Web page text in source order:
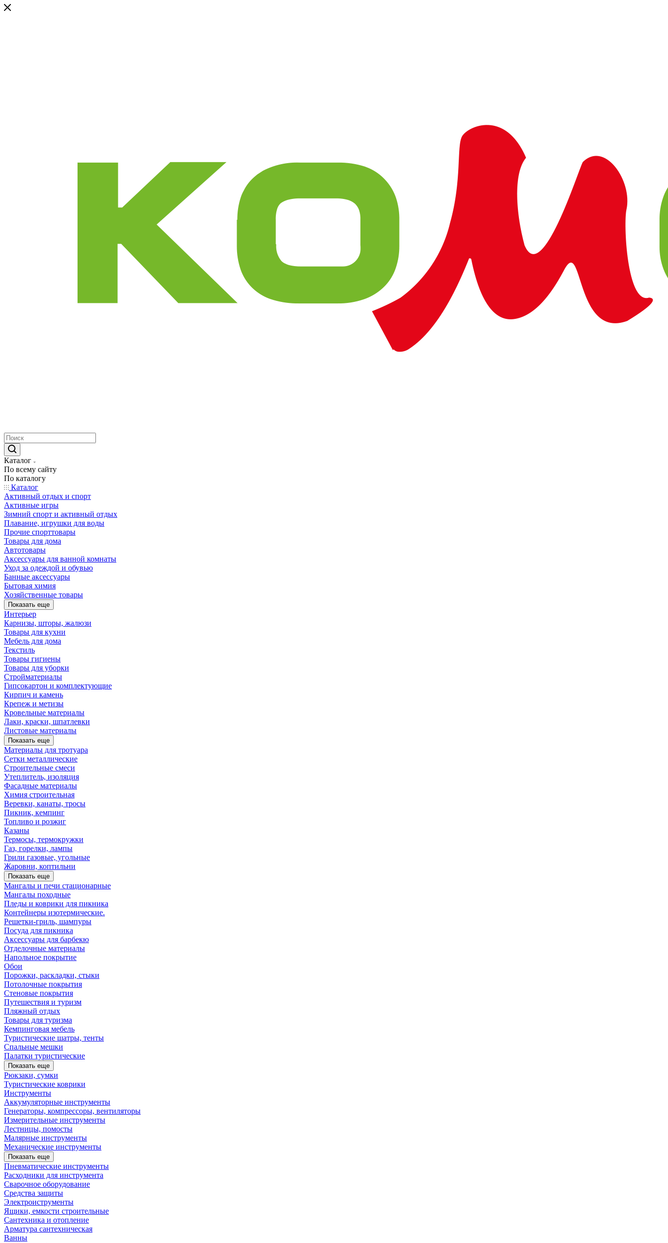
Каталог
По всему сайту
По каталогу
Каталог
Активный отдых и спорт
Активные игры
Зимний спорт и активный отдых
Плавание, игрушки для воды
Прочие спорттовары
Товары для дома
Автотовары
Аксессуары для ванной комнаты
Уход за одеждой и обувью
Банные аксессуары
Бытовая химия
Хозяйственные товары
Показать еще
Интерьер
Карнизы, шторы, жалюзи
Товары для кухни
Мебель для дома
Текстиль
Товары гигиены
Товары для уборки
Стройматериалы
Гипсокартон и комплектующие
Кирпич и камень
Крепеж и метизы
Кровельные материалы
Лаки, краски, шпатлевки
Листовые материалы
Показать еще
Материалы для тротуара
Сетки металлические
Строительные смеси
Утеплитель, изоляция
Фасадные материалы
Химия строительная
Веревки, канаты, тросы
Пикник, кемпинг
Топливо и розжиг
Казаны
Термосы, термокружки
Газ, горелки, лампы
Грили газовые, угольные
Жаровни, коптильни
Показать еще
Мангалы и печи стационарные
Мангалы походные
Пледы и коврики для пикника
Контейнеры изотермические.
Решетки-гриль, шампуры
Посуда для пикника
Аксессуары для барбекю
Отделочные материалы
Напольное покрытие
Обои
Порожки, раскладки, стыки
Потолочные покрытия
Стеновые покрытия
Путешествия и туризм
Пляжный отдых
Товары для туризма
Кемпинговая мебель
Туристические шатры, тенты
Спальные мешки
Палатки туристические
Показать еще
Рюкзаки, сумки
Туристические коврики
Инструменты
Аккумуляторные инструменты
Генераторы, компрессоры, вентиляторы
Измерительные инструменты
Лестницы, помосты
Малярные инструменты
Механические инструменты
Показать еще
Пневматические инструменты
Расходники для инструмента
Сварочное оборудование
Средства защиты
Электроиструменты
Ящики, емкости строительные
Сантехника и отопление
Арматура сантехническая
Ванны